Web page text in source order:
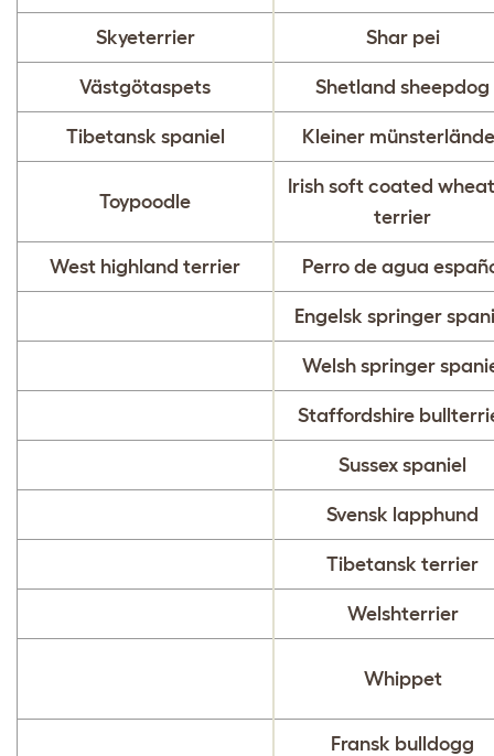
Skyeterrier Shar pei
Västgötaspets Shetland sheepdog
Tibetansk spaniel Kleiner
Toypoodle
Irish soft coated
terrier
West highland terrier Perro de agua
Engelsk springer
Welsh springer
Staffordshire
Sussex spaniel
Svensk lapphund
Tibetansk terrier
Welshterrier
Whippet
Fransk bulldogg